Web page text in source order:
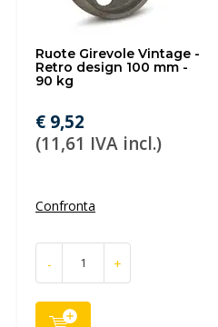
Ruote Girevole Vintage -
Retro design 100 mm -
90 kg
€ 9,52
(11,61 IVA incl.)
Confronta
- +